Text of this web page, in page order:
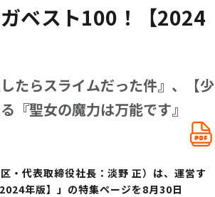
ベスト100！【2024
たらスライムだった件』、【少
『聖女の魔力は万能です』
・代表取締役社長：淡野 正）は、運営す
年版】」の特集ページを8月30日